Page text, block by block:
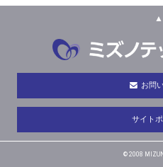
▲
お問
サイト
© 2008